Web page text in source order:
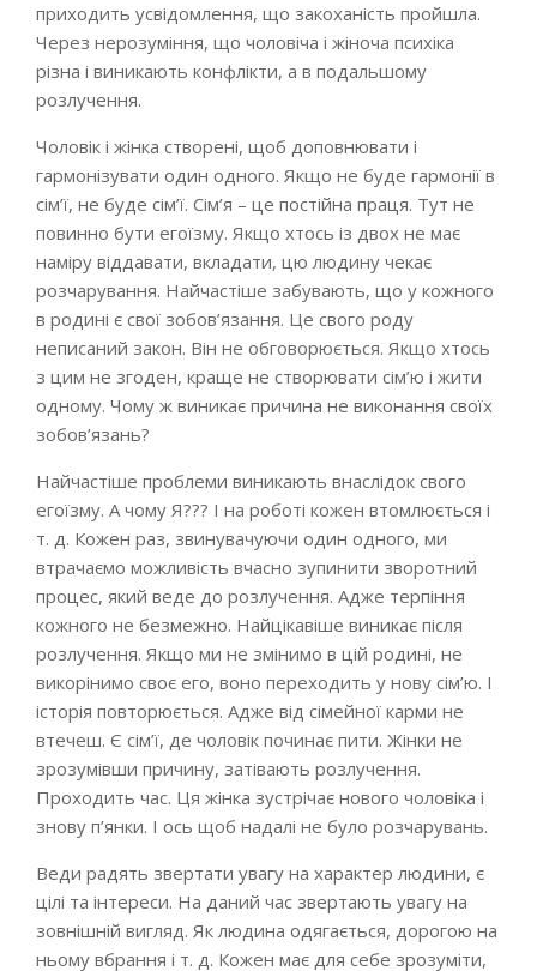
приходить усвідомлення, що закоханість пройшла.
Через нерозуміння, що чоловіча і жіноча психіка
різна і виникають конфлікти, а в подальшому
розлучення.
Чоловік і жінка створені, щоб доповнювати і
гармонізувати один одного. Якщо не буде гармонії в
сім’ї, не буде сім’ї. Сім’я – це постійна праця. Тут не
повинно бути егоїзму. Якщо хтось із двох не має
наміру віддавати, вкладати, цю людину чекає
розчарування. Найчастіше забувають, що у кожного
в родині є свої зобов’язання. Це свого роду
неписаний закон. Він не обговорюється. Якщо хтось
з цим не згоден, краще не створювати сім’ю і жити
одному. Чому ж виникає причина не виконання своїх
зобов’язань?
Найчастіше проблеми виникають внаслідок свого
егоїзму. А чому Я??? І на роботі кожен втомлюється і
т. д. Кожен раз, звинувачуючи один одного, ми
втрачаємо можливість вчасно зупинити зворотний
процес, який веде до розлучення. Адже терпіння
кожного не безмежно. Найцікавіше виникає після
розлучення. Якщо ми не змінимо в цій родині, не
викорінимо своє его, воно переходить у нову сім’ю. І
історія повторюється. Адже від сімейної карми не
втечеш. Є сім’ї, де чоловік починає пити. Жінки не
зрозумівши причину, затівають розлучення.
Проходить час. Ця жінка зустрічає нового чоловіка і
знову п’янки. І ось щоб надалі не було розчарувань.
Веди радять звертати увагу на характер людини, є
цілі та інтереси. На даний час звертають увагу на
зовнішній вигляд. Як людина одягається, дорогою на
ньому вбрання і т. д. Кожен має для себе зрозуміти,